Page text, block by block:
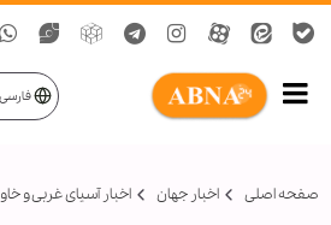
فارسی
صفحه اصلی اخبار جهان اخبار آسیای غربی و